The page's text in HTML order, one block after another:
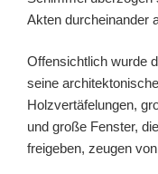
Akten durcheinander
Offensichtlich wurde
seine
Holzvertäfelungen,
und große Fenster,
freigeben, zeugen